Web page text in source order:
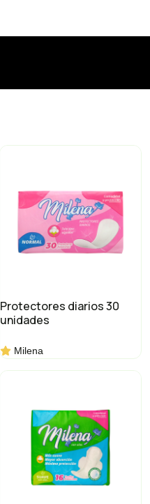
Protectores diarios 30
unidades
Milena